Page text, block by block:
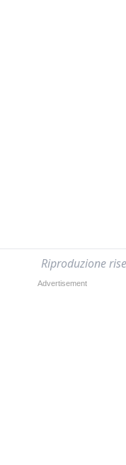
Riproduzione